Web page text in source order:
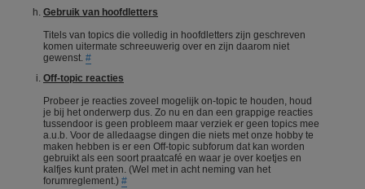
Gebruik van hoofdletters
Titels van topics die volledig in hoofdletters zijn geschreven
komen uitermate schreeuwerig over en zijn daarom niet
gewenst. #
Off-topic reacties
Probeer je reacties zoveel mogelijk on-topic te houden, houd
je bij het onderwerp dus. Zo nu en dan een grappige reacties
tussendoor is geen probleem maar verziek er geen topics mee
a.u.b. Voor de alledaagse dingen die niets met onze hobby te
maken hebben is er een Off-topic subforum dat kan worden
gebruikt als een soort praatcafé en waar je over koetjes en
kalfjes kunt praten. (Wel met in acht neming van het
forumreglement.) #